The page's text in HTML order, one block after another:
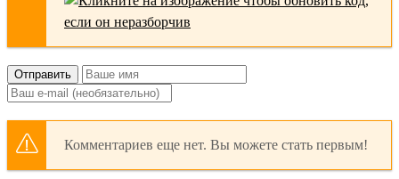
Отправить
Комментариев еще нет. Вы можете стать первым!